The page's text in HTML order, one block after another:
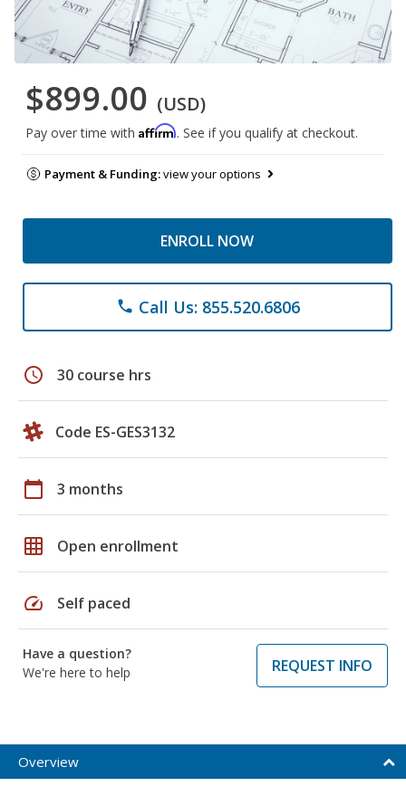
$899.00 (USD)
Pay over time with Affirm. See if you qualify at checkout.
Payment & Funding:view your options
ENROLL NOW
phone Call Us: 855.520.6806
schedule 30 course hrs
Code ES-GES3132
calendar_today 3 months
grid_on Open enrollment
speed Self paced
Have a question?
We're here to help
REQUEST INFO
Overview